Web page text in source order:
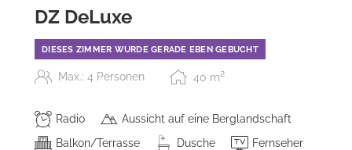
DZ DeLuxe
DIESES ZIMMER WURDE GERADE EBEN GEBUCHT
Max.: 4 Personen 40 m2
Radio
Aussicht auf eine Berglandschaft
Balkon/Terrasse
Dusche Fernseher